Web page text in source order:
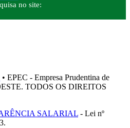
no site:
• EPEC - Empresa Prudentina de
TODOS OS DIREITOS
SALARIAL - Lei nº